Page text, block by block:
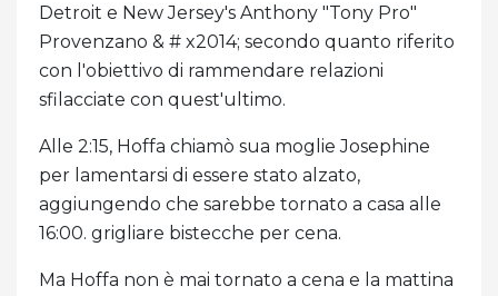
Detroit e New Jersey's Anthony "Tony Pro"
Provenzano & # x2014; secondo quanto riferito
con l'obiettivo di rammendare relazioni
sfilacciate con quest'ultimo.
Alle 2:15, Hoffa chiamò sua moglie Josephine
per lamentarsi di essere stato alzato,
aggiungendo che sarebbe tornato a casa alle
16:00. grigliare bistecche per cena.
Ma Hoffa non è mai tornato a cena e la mattina